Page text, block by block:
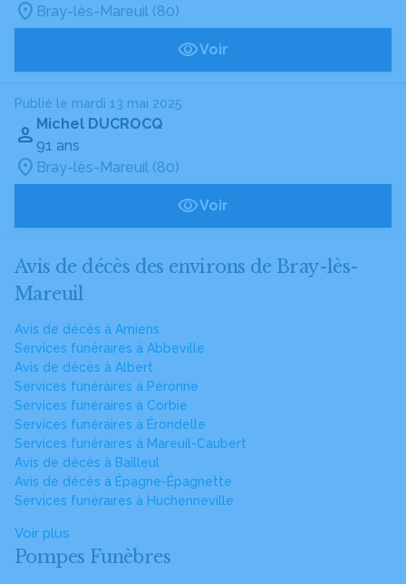
Bray-lès-Mareuil (80)
Voir
Publié le mardi 13 mai 2025
Michel DUCROCQ
91 ans
Bray-lès-Mareuil (80)
Voir
Avis de décès des environs de Bray-lès-
Mareuil
Avis de décès à Amiens
Services funéraires à Abbeville
Avis de décès à Albert
Services funéraires à Péronne
Services funéraires à Corbie
Services funéraires à Érondelle
Services funéraires à Mareuil-Caubert
Avis de décès à Bailleul
Avis de décès à Épagne-Épagnette
Services funéraires à Huchenneville
Voir plus
Pompes Funèbres